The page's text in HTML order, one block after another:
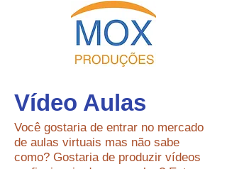
Vídeo Aulas
Você gostaria de entrar no mercado
de aulas virtuais mas não sabe
como? Gostaria de produzir vídeos